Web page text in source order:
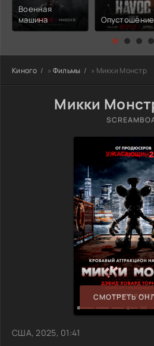
Военная
машина
Опустошение
Киного » Фильмы » Микки Монстр
Микки
СМОТРЕТЬ
США, 2025, 01:41